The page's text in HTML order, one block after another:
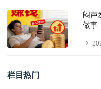
闷声
做事
栏目热门